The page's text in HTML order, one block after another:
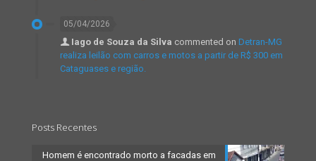
05/04/2026
Iago de Souza da Silva commented on Detran-MG
realiza leilão com carros e motos a partir de R$ 300 em
Cataguases e região.
Posts Recentes
Homem é encontrado morto a facadas em